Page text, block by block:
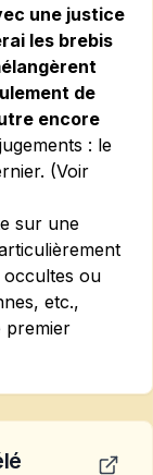
une justice
les brebis
de
encore
: le
(Voir
sur une
occultes ou
etc.,
premier